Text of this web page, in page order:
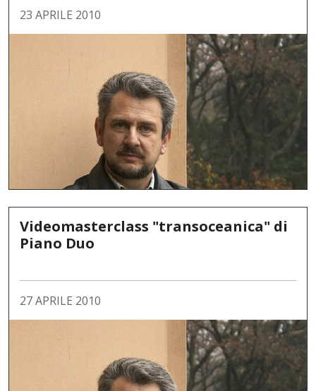
23 APRILE 2010
Videomasterclass "transoceanica" di
Piano Duo
27 APRILE 2010